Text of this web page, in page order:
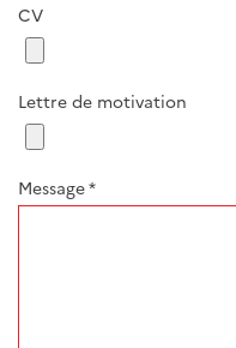
CV
Lettre de motivation
Message*